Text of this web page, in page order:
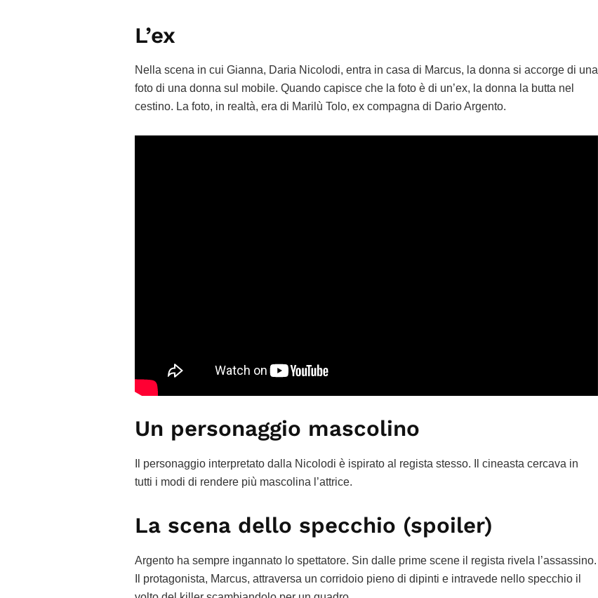
L’ex
Nella scena in cui Gianna, Daria Nicolodi, entra in casa di Marcus, la donna si accorge di una
foto di una donna sul mobile. Quando capisce che la foto è di un’ex, la donna la butta nel
cestino. La foto, in realtà, era di Marilù Tolo, ex compagna di Dario Argento.
Un personaggio mascolino
Il personaggio interpretato dalla Nicolodi è ispirato al regista stesso. Il cineasta cercava in
tutti i modi di rendere più mascolina l’attrice.
La scena dello specchio (spoiler)
Argento ha sempre ingannato lo spettatore. Sin dalle prime scene il regista rivela l’assassino.
Il protagonista, Marcus, attraversa un corridoio pieno di dipinti e intravede nello specchio il